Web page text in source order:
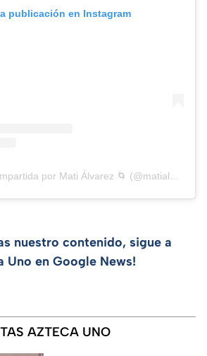
publicación en Instagram
Una publicación compartida por Mati Álvarez 🌀 (@matialvarezs)
nuestro contenido, sigue a
Uno en Google News!
AZTECA UNO